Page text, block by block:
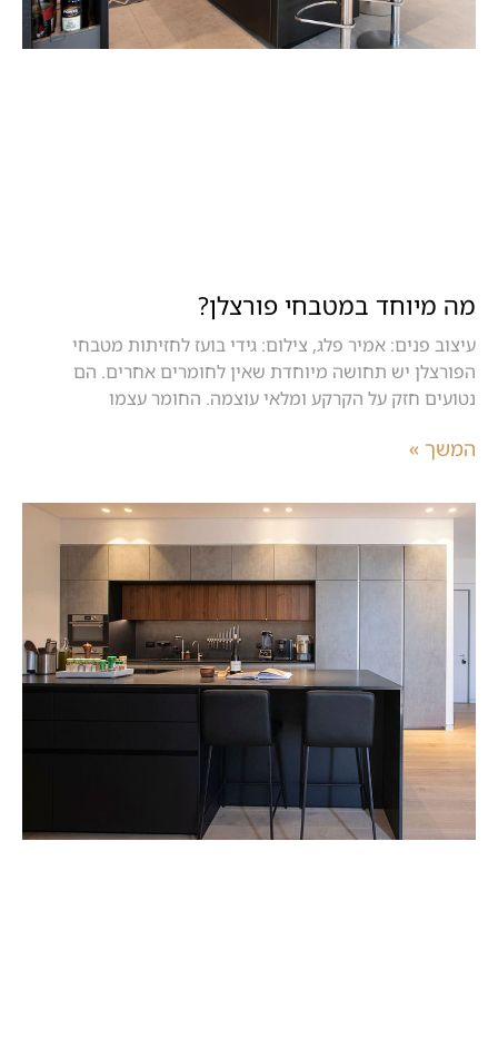
מה מיוחד במטבחי פורצלן?
עיצוב פנים: אמיר פלג, צילום: גידי בועז לחזיתות מטבחי
הפורצלן יש תחושה מיוחדת שאין לחומרים אחרים. הם
נטועים חזק על הקרקע ומלאי עוצמה. החומר עצמו
המשך »